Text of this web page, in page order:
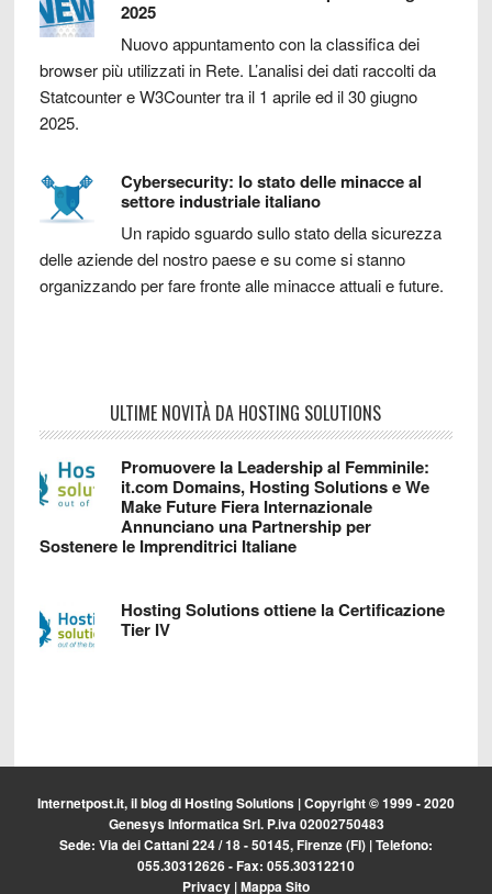
2025
Nuovo appuntamento con la classifica dei
browser più utilizzati in Rete. L’analisi dei dati raccolti da
Statcounter e W3Counter tra il 1 aprile ed il 30 giugno
2025.
Cybersecurity: lo stato delle minacce al
settore industriale italiano
Un rapido sguardo sullo stato della sicurezza
delle aziende del nostro paese e su come si stanno
organizzando per fare fronte alle minacce attuali e future.
ULTIME NOVITÀ DA HOSTING SOLUTIONS
Promuovere la Leadership al Femminile:
it.com Domains, Hosting Solutions e We
Make Future Fiera Internazionale
Annunciano una Partnership per
Sostenere le Imprenditrici Italiane
Hosting Solutions ottiene la Certificazione
Tier IV
Internetpost.it, il blog diHosting Solutions | Copyright © 1999 - 2020
Genesys Informatica Srl. P.iva 02002750483
Sede: Via dei Cattani 224 / 18 - 50145, Firenze (FI) | Telefono:
055.30312626 - Fax: 055.30312210
Privacy |Mappa Sito